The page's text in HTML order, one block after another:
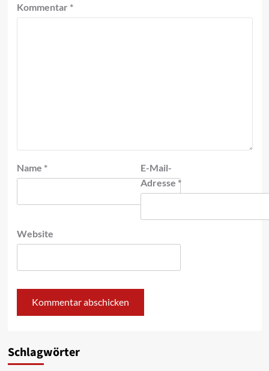
Kommentar *
Name *
E-Mail-
Adresse*
Website
Schlagwörter